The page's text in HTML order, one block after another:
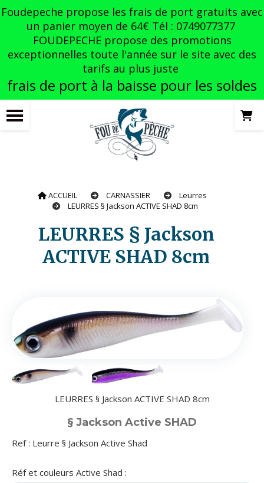
Foudepeche propose les frais de port gratuits avec
un panier moyen de 64€ Tél : 0749077377
FOUDEPECHE propose des promotions
exceptionnelles toute l'année sur le site avec des
tarifs au plus juste
frais de port à la baisse pour les soldes
ACCUEIL CARNASSIER
Leurres
LEURRES § Jackson ACTIVE SHAD 8cm
LEURRES § Jackson
ACTIVE SHAD 8cm
LEURRES § Jackson ACTIVE SHAD 8cm
§ Jackson Active SHAD
Ref : Leurre § Jackson Active Shad
Réf et couleurs Active Shad :